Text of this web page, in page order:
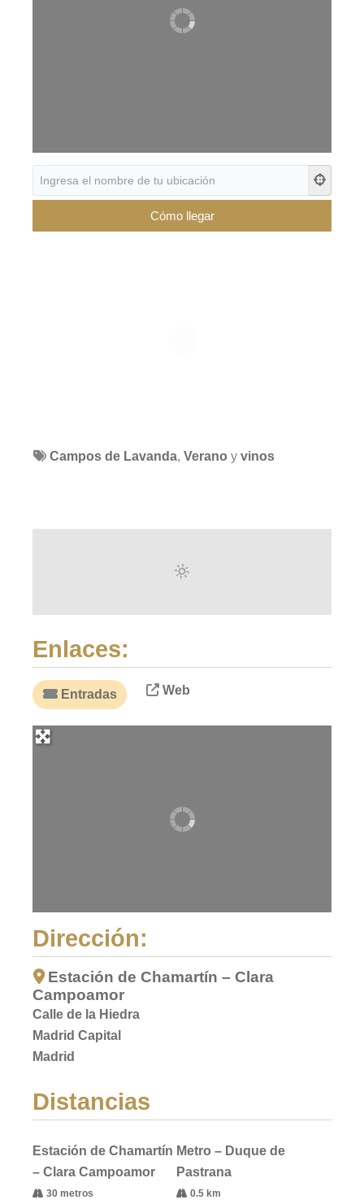
Campos de Lavanda, Verano y vinos
Enlaces:
Entradas Web
Dirección:
Estación de Chamartín – Clara
Campoamor
Calle de la Hiedra
Madrid Capital
Madrid
Distancias
Estación de Chamartín
– Clara Campoamor
30 metros
Metro – Duque de
Pastrana
0.5 km